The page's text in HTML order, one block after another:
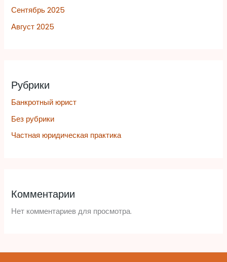
Сентябрь 2025
Август 2025
Рубрики
Банкротный юрист
Без рубрики
Частная юридическая практика
Комментарии
Нет комментариев для просмотра.